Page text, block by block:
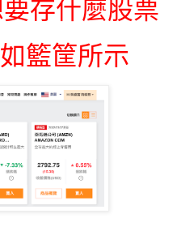
存什麼股票
籃筐所示